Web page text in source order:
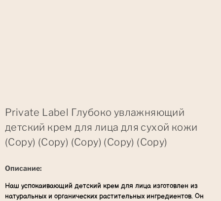
Private Label Глубоко увлажняющий
детский крем для лица для сухой кожи
(Copy) (Copy) (Copy) (Copy) (Copy)
Описание:
Наш успокаивающий детский крем для лица изготовлен из
натуральных и органических растительных ингредиентов. Он